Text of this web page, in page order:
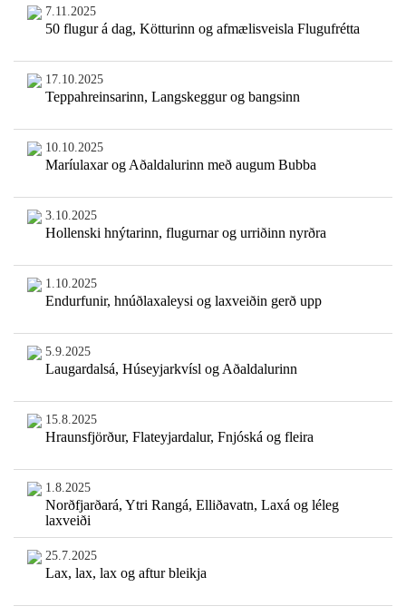
7.11.2025
50 flugur á dag, Kötturinn og afmælisveisla Flugufrétta
17.10.2025
Teppahreinsarinn, Langskeggur og bangsinn
10.10.2025
Maríulaxar og Aðaldalurinn með augum Bubba
3.10.2025
Hollenski hnýtarinn, flugurnar og urriðinn nyrðra
1.10.2025
Endurfunir, hnúðlaxaleysi og laxveiðin gerð upp
5.9.2025
Laugardalsá, Húseyjarkvísl og Aðaldalurinn
15.8.2025
Hraunsfjörður, Flateyjardalur, Fnjóská og fleira
1.8.2025
Norðfjarðará, Ytri Rangá, Elliðavatn, Laxá og léleg
laxveiði
25.7.2025
Lax, lax, lax og aftur bleikja